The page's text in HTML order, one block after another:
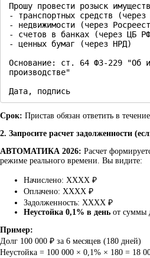
Прошу провести розыск
- транспортных средств (через
- недвижимости (через
- счетов в банках (через ЦБ
- ценных бумаг (через НРД)
Основание: ст. 64 ФЗ-229 "Об
производстве"
Дата, подпись
Срок: Пристав обязан ответить в
2. Запросите расчет задолженности
АВТОМАТИКА 2026: Расчет
режиме реального времени. Вы видите:
Начислено: XXXX ₽
Оплачено: XXXX ₽
Задолженность: XXXX ₽
Неустойка 0,1% в день от суммы
Пример:
Долг 100 000 ₽ за 6 месяцев (180 дней)
Неустойка = 100 000 × 0,1% × 180 = 18